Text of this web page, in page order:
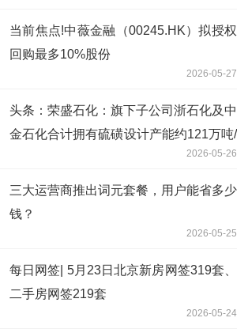
当前焦点!中薇金融（00245.HK）拟授权
回购最多10%股份
2026-05-27
头条：荣盛石化：旗下子公司浙石化及中
金石化合计拥有硫磺设计产能约121万吨/
2026-05-26
三大运营商推出词元套餐，用户能省多少
钱？
2026-05-25
每日网签| 5月23日北京新房网签319套、
二手房网签219套
2026-05-24